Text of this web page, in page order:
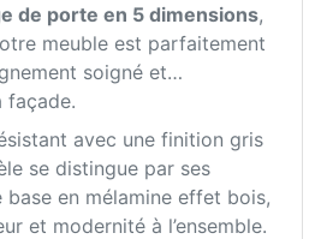
de porte en 5 dimensions,
meuble est parfaitement
soigné et
façade.
avec une finition gris
se distingue par ses
base en mélamine effet bois,
et modernité à l’ensemble.